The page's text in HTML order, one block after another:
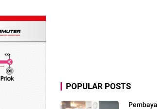
POPULAR POSTS